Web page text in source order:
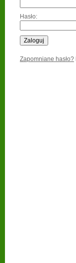
Hasło:
Zapomniane hasło?